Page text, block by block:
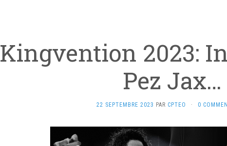
Kingvention 2023:
Pez Jax…
22 SEPTEMBRE 2023 PAR CPTEO · 0